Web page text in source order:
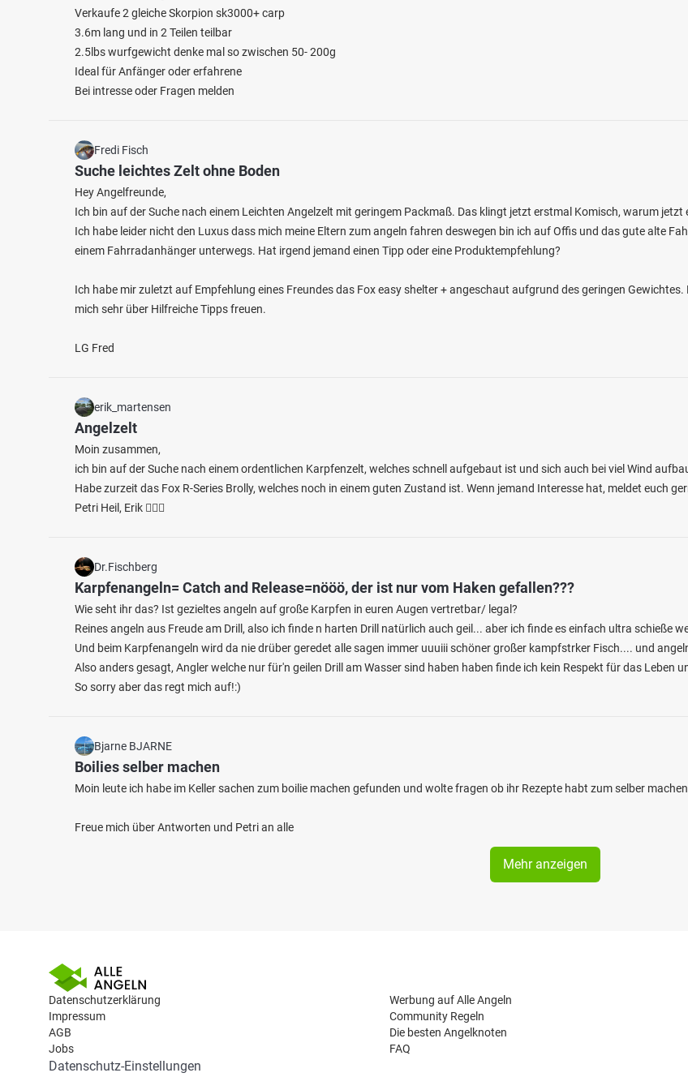
53 19
Langweiher (Ebersberg)
Fischarten: Aal, Karpfen, Stör, Karausche, Hecht
Weiher bei 85560 Ebersberg
Fischarten: Karpfen
Weiher bei 83043 Bad Aibling
Verkaufe 2 gleiche Skorpion sk3000+ carp
3.6m lang und in 2 Teilen teilbar
2.5lbs wurfgewicht denke mal so zwischen 50- 200g
Ideal für Anfänger oder erfahrene
Bei intresse oder Fragen melden
Fredi Fisch
Suche leichtes Zelt ohne Boden
Hey Angelfreunde,
Ich bin auf der Suche nach einem Leichten Angelzelt mit geringem Packmaß. Das klingt jetzt erstmal Komisch, warum jetzt
Ich habe leider nicht den Luxus dass mich meine Eltern zum angeln fahren deswegen bin ich auf Offis und das gute alte
einem Fahrradanhänger unterwegs. Hat irgend jemand einen Tipp oder eine Produktempfehlung?
Ich habe mir zuletzt auf Empfehlung eines Freundes das Fox easy shelter + angeschaut aufgrund des geringen
mich sehr über Hilfreiche Tipps freuen.
LG Fred
erik_martensen
Angelzelt
Moin zusammen,
ich bin auf der Suche nach einem ordentlichen Karpfenzelt, welches schnell aufgebaut ist und sich auch bei viel Wind
Habe zurzeit das Fox R-Series Brolly, welches noch in einem guten Zustand ist. Wenn jemand Interesse hat, meldet euch
Petri Heil, Erik 🙋🏻‍♂️
Dr.Fischberg
Karpfenangeln= Catch and Release=nööö, der ist nur vom Haken gefallen???
Wie seht ihr das? Ist gezieltes angeln auf große Karpfen in euren Augen vertretbar/ legal?
Reines angeln aus Freude am Drill, also ich finde n harten Drill natürlich auch geil... aber ich finde es einfach ultra schieße
Und beim Karpfenangeln wird da nie drüber geredet alle sagen immer uuuiii schöner großer kampfstrker Fisch.... und
Also anders gesagt, Angler welche nur für'n geilen Drill am Wasser sind haben haben finde ich kein Respekt für das Leben
So sorry aber das regt mich auf!:)
Bjarne BJARNE
Boilies selber machen
Moin leute ich habe im Keller sachen zum boilie machen gefunden und wolte fragen ob ihr Rezepte habt zum selber machen
Freue mich über Antworten und Petri an alle
Mehr anzeigen
Datenschutzerklärung
Impressum
AGB
Jobs
Werbung auf Alle Angeln
Community Regeln
Die besten Angelknoten
FAQ
Datenschutz-Einstellungen